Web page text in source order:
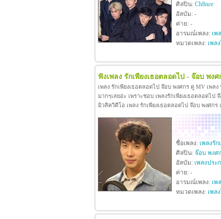
ศิลปิน: Ch8nce
อัลบัม: -
ค่าย: -
อารมณ์เพลง: เพ
หมวดเพลง: เพล
ฟังเพลง รักเพียงเธอตลอดไป - จ๊อบ พงศ
เพลง รักเพียงเธอตลอดไป จ๊อบ พงศกร ดู MV เพล
มากๆเลยอ่ะ เพราะชอบ เพลงรักเพียงเธอตลอดไ
มิวสิควิดีโอ เพลง รักเพียงเธอตลอดไป จ๊อบ พงศก
ชื่อเพลง: เพลงรั
ศิลปิน: จ๊อบ พงศ
อัลบัม: เพลงประ
ค่าย: -
อารมณ์เพลง: เพ
หมวดเพลง: เพล